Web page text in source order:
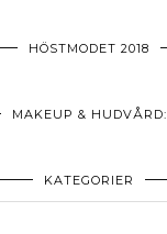
HÖSTMODET 2018
MAKEUP & HUDVÅRD:
KATEGORIER